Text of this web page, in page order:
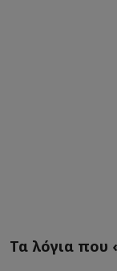
Τα λόγια που